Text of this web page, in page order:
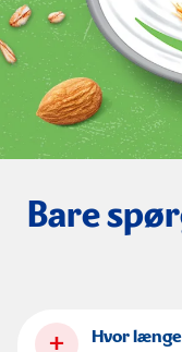
Bare
+
Hvor